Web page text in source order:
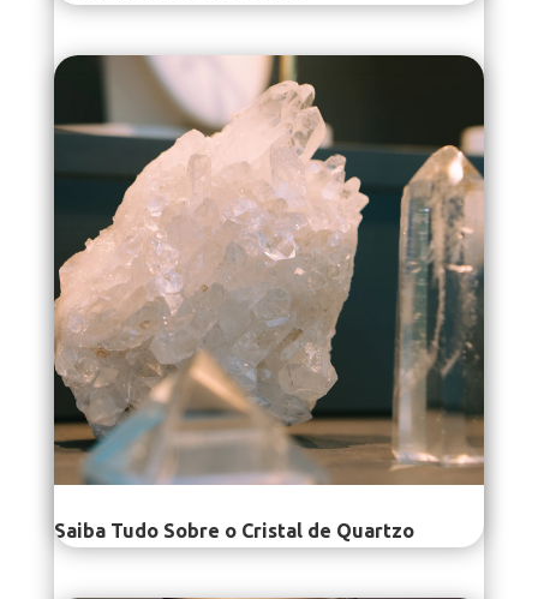
Saiba Tudo Sobre o Cristal de Quartzo